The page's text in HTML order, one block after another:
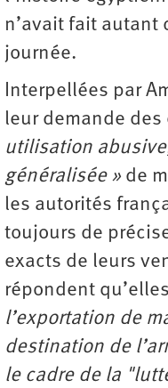
n’avait fait autant
journée.
Interpellées par
leur demande
utilisation
généralisée » de
les autorités
toujours de
exacts de leurs
répondent
l’exportation de
destination de
le cadre de la